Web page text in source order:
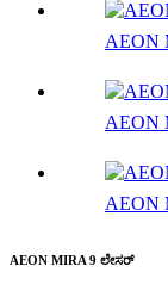
AEON
AEON
AEON
AEON MIRA 9 ಲೇಸರ್